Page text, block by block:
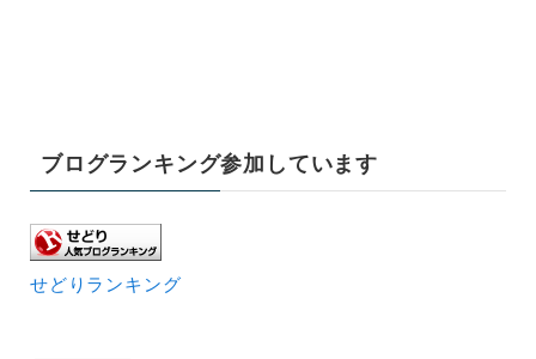
ブログランキング参加しています
せどりランキング